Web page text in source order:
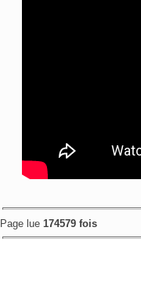
Page lue 174579 fois